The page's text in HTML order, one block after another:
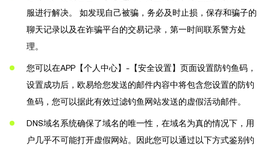
服进行解决。 如发现自己被骗，务必及时止损，保存和骗子的
聊天记录以及在诈骗平台的交易记录，第一时间联系警方处
理。
您可以在APP【个人中心】-【安全设置】页面设置防钓鱼码，
设置成功后，欧易给您发送的邮件内容中将包含您设置的防钓
鱼码，您可以据此有效过滤钓鱼网站发送的虚假活动邮件。
DNS域名系统确保了域名的唯一性，在域名为真的情况下，用
户几乎不可能打开虚假网站。因此您可以通过以下方式鉴别钓